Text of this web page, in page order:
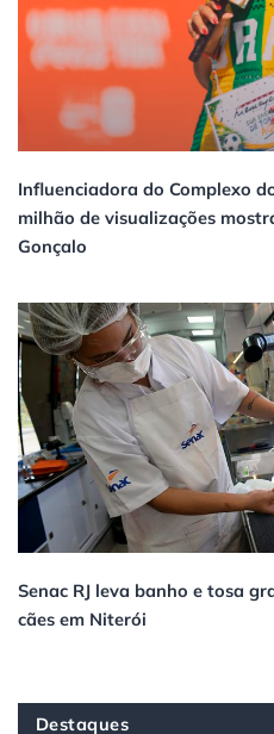
Influenciadora do Complexo
milhão de visualizações
Gonçalo
Senac RJ leva banho e tosa
cães em Niterói
Destaques